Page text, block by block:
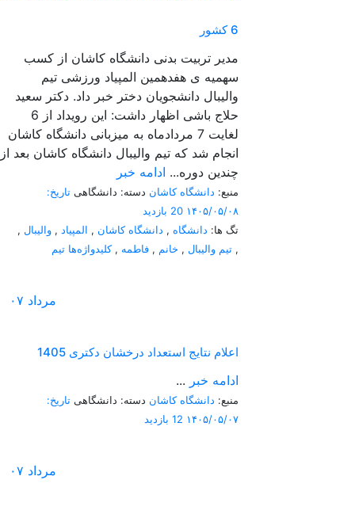
6 کشور
مدیر تربیت بدنی دانشگاه کاشان از کسب
سهمیه ی هفدهمین المپیاد ورزشی تیم
والیبال دانشجویان دختر خبر داد. دکتر سعید
حلاج باشی اظهار داشت: این رویداد از 6
لغایت 7 مردادماه به میزبانی دانشگاه کاشان
انجام شد که تیم والیبال دانشگاه کاشان بعد از
چندین دوره... ادامه خبر
منبع: دانشگاه کاشان دسته: دانشگاهی تاریخ:
۱۴۰۵/۰۵/۰۸ 20 بازدید
تگ ها: دانشگاه , دانشگاه کاشان , المپیاد , والیبال ,
تیم والیبال , خانم , فاطمه ,کلیدواژه‌ها تیم ,
۰۷ مرداد
اعلام نتایج استعداد درخشان دکتری 1405
... ادامه خبر
منبع: دانشگاه کاشان دسته: دانشگاهی تاریخ:
۱۴۰۵/۰۵/۰۷ 12 بازدید
۰۷ مرداد